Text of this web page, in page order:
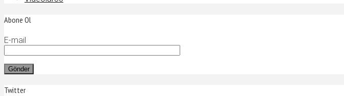
Abone Ol
E-mail
Twitter